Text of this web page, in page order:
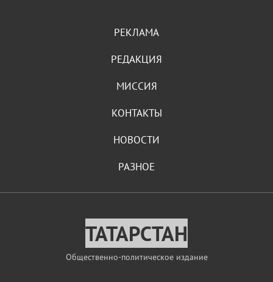
РЕКЛАМА
РЕДАКЦИЯ
МИССИЯ
КОНТАКТЫ
НОВОСТИ
РАЗНОЕ
ТАТАРСТАН
Общественно-политическое издание